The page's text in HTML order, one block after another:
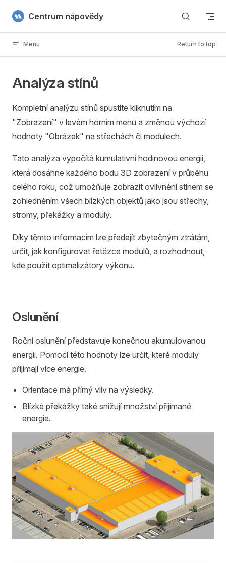
Skip to content
Centrum nápovědy
Menu Return to top
Analýza stínů
Kompletní analýzu stínů spustíte kliknutím na
"Zobrazení" v levém horním menu a změnou výchozí
hodnoty "Obrázek" na střechách či modulech.
Tato analýza vypočítá kumulativní hodinovou energii,
která dosáhne každého bodu 3D zobrazení v průběhu
celého roku, což umožňuje zobrazit ovlivnění stínem se
zohledněním všech blízkých objektů jako jsou střechy,
stromy, překážky a moduly.
Díky těmto informacím lze předejít zbytečným ztrátám,
určit, jak konfigurovat řetězce modulů, a rozhodnout,
kde použít optimalizátory výkonu.
Oslunění
Roční oslunění představuje konečnou akumulovanou
energii. Pomocí této hodnoty lze určit, které moduly
přijímají více energie.
Orientace má přímý vliv na výsledky.
Blízké překážky také snižují množství přijímané
energie.